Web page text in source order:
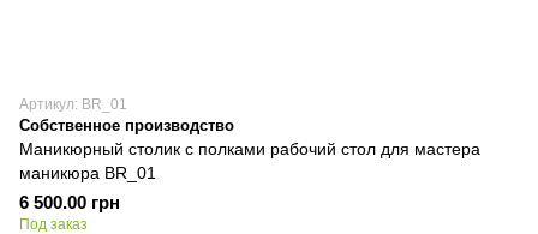
Артикул: BR_01
Собственное производство
Маникюрный столик с полками рабочий стол для мастера
маникюра BR_01
6 500.00 грн
Под заказ